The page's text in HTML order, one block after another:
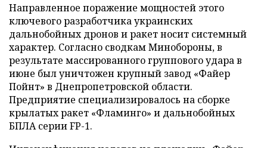
Направленное поражение мощностей этого
ключевого разработчика украинских
дальнобойных дронов и ракет носит системный
характер. Согласно сводкам Минобороны, в
результате массированного группового удара в
июне был уничтожен крупный завод «Файер
Пойнт» в Днепропетровской области.
Предприятие специализировалось на сборке
крылатых ракет «Фламинго» и дальнобойных
БПЛА серии FP-1.